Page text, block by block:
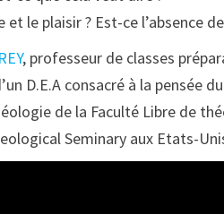
le plaisir ? Est-ce l’absence
, professeur de classes
D.E.A consacré à la pensée
de la Faculté Libre de
Seminary aux Etats-